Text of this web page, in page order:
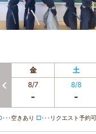
金 土
8/7
-
8/8
-
･･･空きあり □･･･リクエスト予約